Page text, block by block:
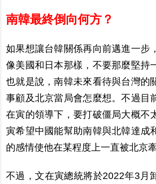
南韓最終倒向何方？
如果想讓台韓關係再向前邁進一步
像美國和日本那樣，不要那麼堅持
也就是說，南韓未來看待與台灣的
事顧及北京當局會怎麼想。不過目
在寅的領導下，要打破僵局大概不
寅希望中國能幫助南韓與北韓達成
的感情使他在某程度上一直被北京牽
不過，文在寅總統將於2022年3月